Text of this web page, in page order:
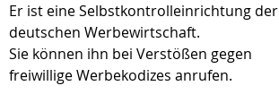
Er ist eine Selbstkontrolleinrichtung der
deutschen Werbewirtschaft.
Sie können ihn bei Verstößen gegen
freiwillige Werbekodizes anrufen.